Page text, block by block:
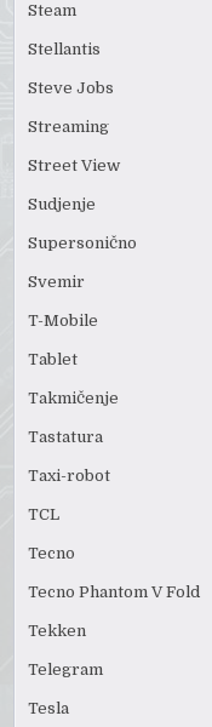
Steam
Stellantis
Steve Jobs
Streaming
Street View
Sudjenje
Supersonično
Svemir
T-Mobile
Tablet
Takmičenje
Tastatura
Taxi-robot
TCL
Tecno
Tecno Phantom V Fold
Tekken
Telegram
Tesla